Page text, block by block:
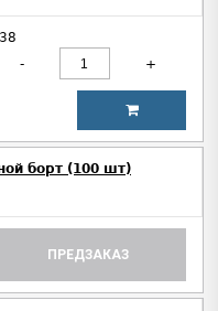
-
+
борт (100 шт)
ПРЕДЗАКАЗ